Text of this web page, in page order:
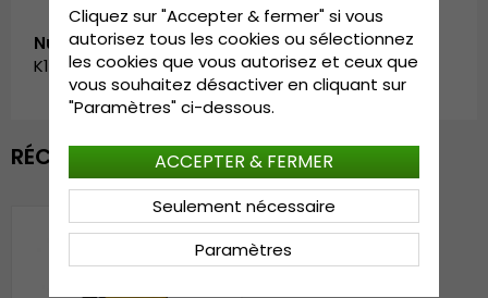
Numéro d’article:
K14681-1811-2
RÉCEMMENT VU
Cliquez sur "Accepter & fermer" si vous
autorisez tous les cookies ou sélectionnez
les cookies que vous autorisez et ceux que
vous souhaitez désactiver en cliquant sur
"Paramètres" ci-dessous.
Paramètres
Seulement nécessaire
ACCEPTER & FERMER